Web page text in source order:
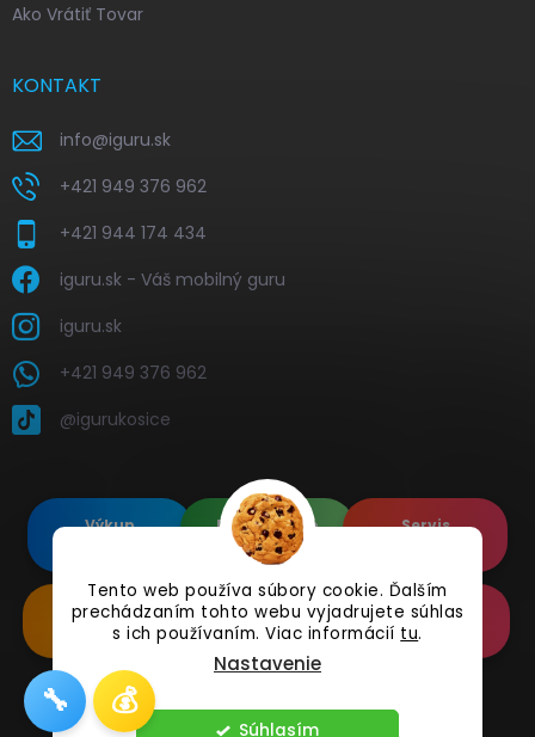
Tento web používa súbory cookie. Ďalším
prechádzaním tohto webu vyjadrujete súhlas
s ich používaním. Viac informácií tu.
Nastavenie
Súhlasím
Ako Vrátiť Tovar
KONTAKT
info@iguru.sk
+421 949 376 962
+421 944 174 434
iguru.sk - Váš mobilný guru
iguru.sk
+421 949 376 962
@igurukosice
Výkup
Renovované
Apple's
Servis
Renovované
Samsung's
Doplnkové
Príslušenstvo
Online
Reklamácia
Copyright 2026 iguru.sk. Všetky práva vyhradené.
🔧 💰